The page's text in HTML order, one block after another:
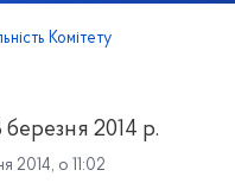
Комітету
2014 р.
2014, о 11:02